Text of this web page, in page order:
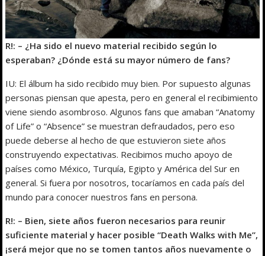
R!: – ¿Ha sido el nuevo material recibido según lo
esperaban? ¿Dónde está su mayor número de fans?
IU: El álbum ha sido recibido muy bien. Por supuesto algunas
personas piensan que apesta, pero en general el recibimiento
viene siendo asombroso. Algunos fans que amaban “Anatomy
of Life” o “Absence” se muestran defraudados, pero eso
puede deberse al hecho de que estuvieron siete años
construyendo expectativas. Recibimos mucho apoyo de
países como México, Turquía, Egipto y América del Sur en
general. Si fuera por nosotros, tocaríamos en cada país del
mundo para conocer nuestros fans en persona.
R!: – Bien, siete años fueron necesarios para reunir
suficiente material y hacer posible “Death Walks with Me”,
¡será mejor que no se tomen tantos años nuevamente o